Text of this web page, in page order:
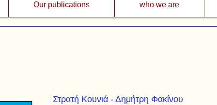
Our publications who we are
Στρατή Κουνιά - Δημήτρη Φακίνου